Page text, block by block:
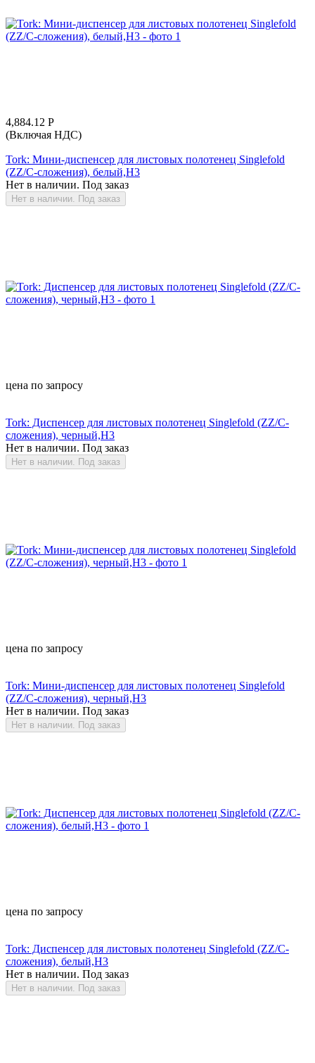
4,884.12 Р
(Включая НДС)
Tork: Мини-диспенсер для листовых полотенец Singlefold
(ZZ/C-сложения), белый,Н3
Нет в наличии. Под заказ
Нет в наличии. Под заказ
цена по запросу
Tork: Диспенсер для листовых полотенец Singlefold (ZZ/C-
сложения), черный,Н3
Нет в наличии. Под заказ
Нет в наличии. Под заказ
цена по запросу
Tork: Мини-диспенсер для листовых полотенец Singlefold
(ZZ/C-сложения), черный,Н3
Нет в наличии. Под заказ
Нет в наличии. Под заказ
цена по запросу
Tork: Диспенсер для листовых полотенец Singlefold (ZZ/C-
сложения), белый,Н3
Нет в наличии. Под заказ
Нет в наличии. Под заказ